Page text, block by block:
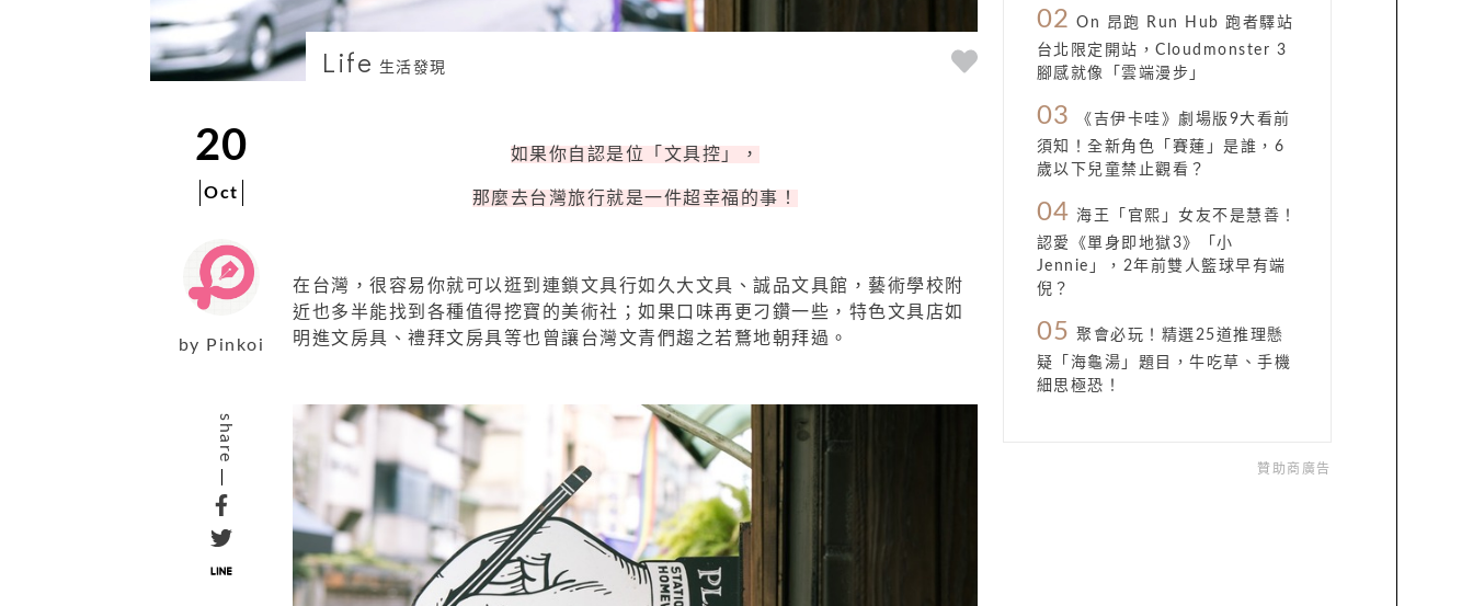
Life 生活發現
20
Oct
by Pinkoi
share
如果你自認是位「文具控」，
那麼去台灣旅行就是一件超幸福的事！
在台灣，很容易你就可以逛到連鎖文具行如久大文具、誠品文具館，藝術學校附
近也多半能找到各種值得挖寶的美術社；如果口味再更刁鑽一些，特色文具店如
明進文房具、禮拜文房具等也曾讓台灣文青們趨之若鶩地朝拜過。
02 On 昂跑 Run Hub 跑者驛站
台北限定開站，Cloudmonster 3
腳感就像「雲端漫步」
03
《吉伊卡哇》劇場版9大看前
須知！全新角色「賽蓮」是誰，6
歲以下兒童禁止觀看？
04 海王「官熙」女友不是慧善！
認愛《單身即地獄3》「小
Jennie」，2年前雙人籃球早有端
倪？
05 聚會必玩！精選25道推理懸
疑「海龜湯」題目，牛吃草、手機
細思極恐！
贊助商廣告